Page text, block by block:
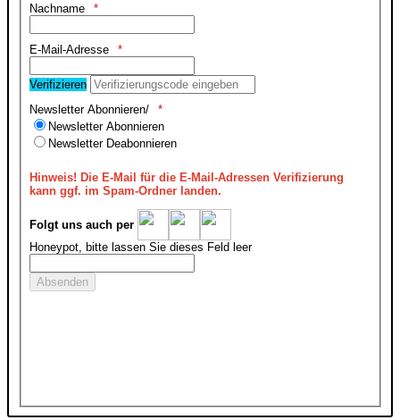
Nachname
E-Mail-Adresse
Verifizieren
Newsletter Abonnieren/
Newsletter Abonnieren
Newsletter Deabonnieren
Hinweis!Die E-Mail für die E-Mail-Adressen Verifizierung
kann ggf. im Spam-Ordner landen.
Folgt uns auch per
Honeypot, bitte lassen Sie dieses Feld leer